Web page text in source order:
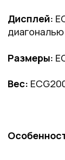
Дисплей:
диагональю
Размеры:
Вес: